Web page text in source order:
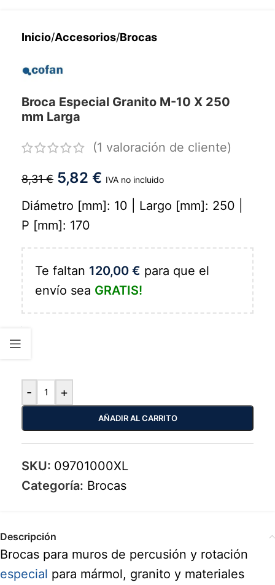
Inicio/Accesorios/Brocas
Broca Especial Granito M-10 X 250
mm Larga
(1 valoración de cliente)
8,31€ 5,82 € IVA no incluido
Diámetro [mm]: 10 | Largo [mm]: 250 |
P [mm]: 170
Te faltan 120,00 € para que el
envío sea GRATIS!
- +
AÑADIR AL CARRITO
SKU: 09701000XL
Categoría: Brocas
Descripción
Brocas para muros de percusión y rotación
especial para mármol, granito y materiales